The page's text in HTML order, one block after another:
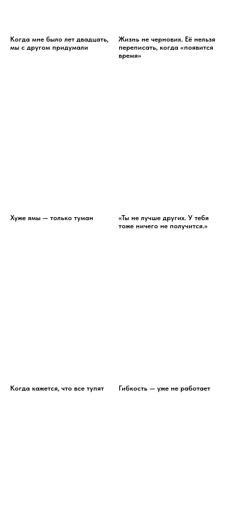
Когда мне было лет двадцать,
мы с другом придумали
Жизнь не черновик. Её нельзя
переписать, когда «появится
время»
Хуже ямы — только туман
«Ты не лучше других. У тебя
тоже ничего не получится.»
Когда кажется, что все тупят Гибкость — уже не работает